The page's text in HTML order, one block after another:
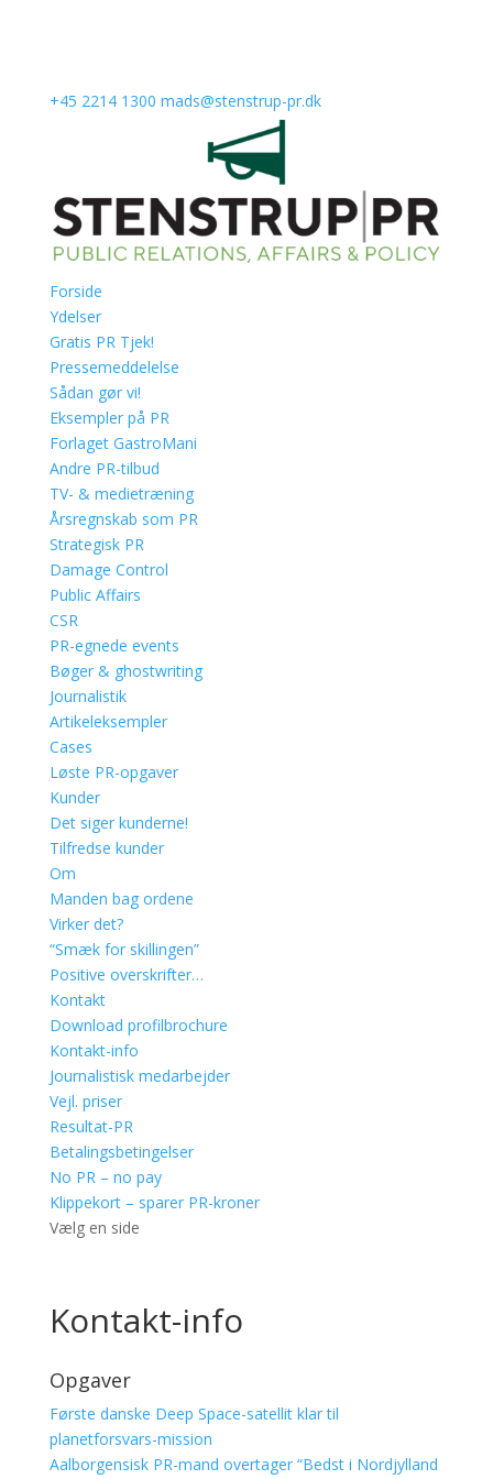
+45 2214 1300 mads@stenstrup-pr.dk
Forside
Ydelser
Gratis PR Tjek!
Pressemeddelelse
Sådan gør vi!
Eksempler på PR
Forlaget GastroMani
Andre PR-tilbud
TV- & medietræning
Årsregnskab som PR
Strategisk PR
Damage Control
Public Affairs
CSR
PR-egnede events
Bøger & ghostwriting
Journalistik
Artikeleksempler
Cases
Løste PR-opgaver
Kunder
Det siger kunderne!
Tilfredse kunder
Om
Manden bag ordene
Virker det?
“Smæk for skillingen”
Positive overskrifter…
Kontakt
Download profilbrochure
Kontakt-info
Journalistisk medarbejder
Vejl. priser
Resultat-PR
Betalingsbetingelser
No PR – no pay
Klippekort – sparer PR-kroner
Vælg en side
Kontakt-info
Opgaver
Første danske Deep Space-satellit klar til
planetforsvars-mission
Aalborgensisk PR-mand overtager “Bedst i Nordjylland